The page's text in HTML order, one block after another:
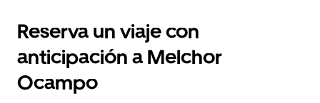
el
y
selecciona
una
Reserva un viaje con
anticipación a Melchor
Ocampo